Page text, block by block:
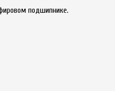
подшипнике.